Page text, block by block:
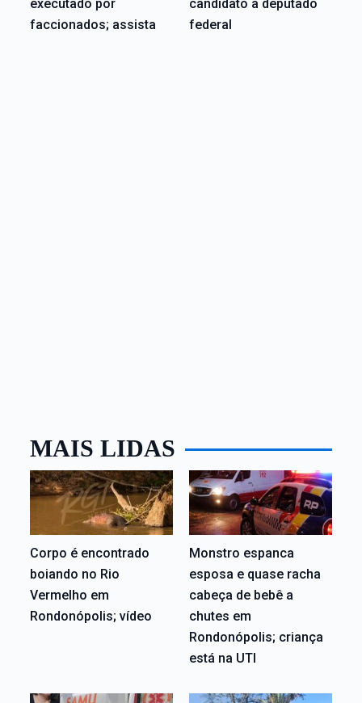
executado por
faccionados; assista
candidato a deputado
federal
MAIS LIDAS
Corpo é encontrado
boiando no Rio
Vermelho em
Rondonópolis; vídeo
Monstro espanca
esposa e quase racha
cabeça de bebê a
chutes em
Rondonópolis; criança
está na UTI